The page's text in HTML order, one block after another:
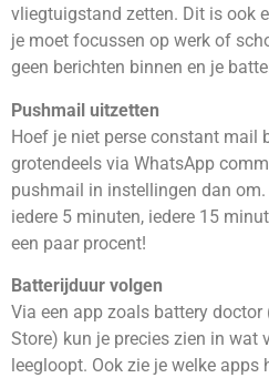
vliegtuigstand zetten. Dit is ook
je moet focussen op werk of
geen berichten binnen en je
Pushmail uitzetten
Hoef je niet perse constant mail
grotendeels via WhatsApp
pushmail in instellingen dan
iedere 5 minuten, iedere 15
een paar procent!
Batterijduur volgen
Via een app zoals battery doctor
Store) kun je precies zien in wat
leegloopt. Ook zie je welke apps